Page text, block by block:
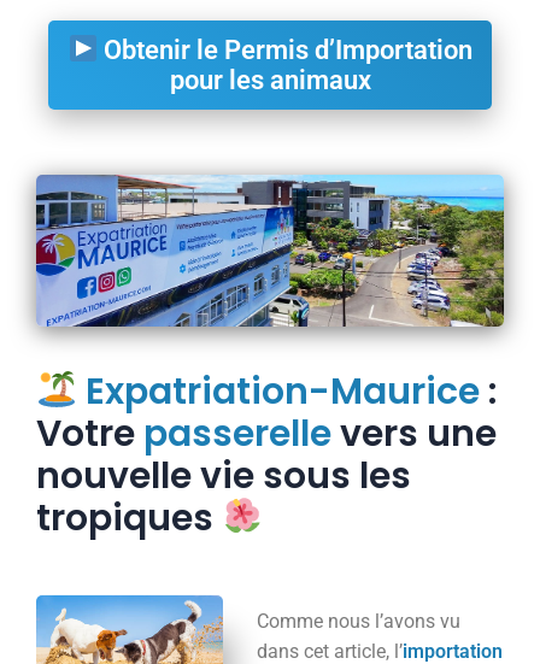
Obtenir le Permis d’Importation
pour les animaux
Expatriation-Maurice:
Votre passerellevers une
nouvelle vie sous les
tropiques
Comme nous l’avons vu
dans cet article, l’importation